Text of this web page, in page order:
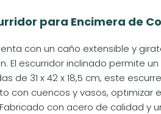
para Encimera de
con un caño extensible y
El escurridor inclinado permite un
de 31 x 42 x 18,5 cm, este
con cuencos y vasos, optimizar
con acero de calidad y